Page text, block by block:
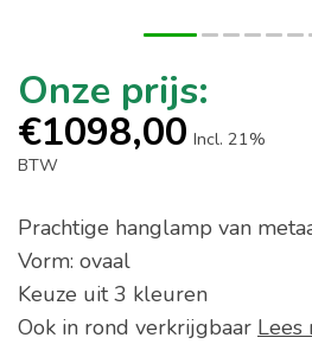
€1098,00 Incl. 21%
BTW
Prachtige hanglamp van
Vorm: ovaal
Keuze uit 3 kleuren
Ook in rond verkrijgbaar Lees